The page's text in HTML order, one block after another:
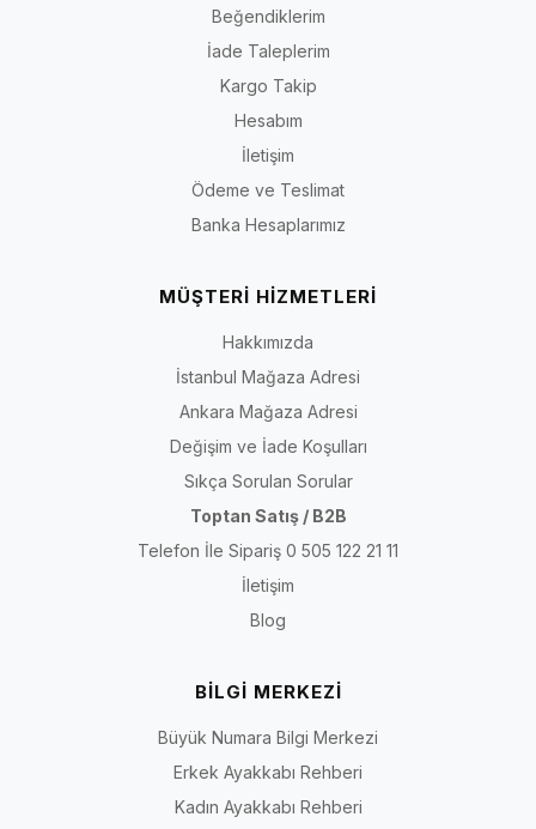
Beğendiklerim
İade Taleplerim
Kargo Takip
Hesabım
İletişim
Ödeme ve Teslimat
Banka Hesaplarımız
MÜŞTERİ HİZMETLERİ
Hakkımızda
İstanbul Mağaza Adresi
Ankara Mağaza Adresi
Değişim ve İade Koşulları
Sıkça Sorulan Sorular
Toptan Satış / B2B
Telefon İle Sipariş 0 505 122 21 11
İletişim
Blog
BİLGİ MERKEZİ
Büyük Numara Bilgi Merkezi
Erkek Ayakkabı Rehberi
Kadın Ayakkabı Rehberi